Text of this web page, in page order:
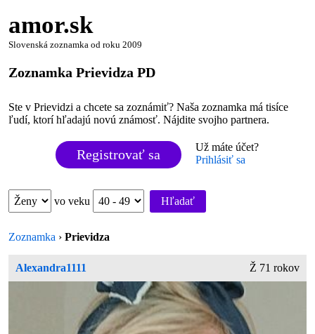
amor.sk
Slovenská zoznamka od roku 2009
Zoznamka Prievidza PD
Ste v Prievidzi a chcete sa zoznámiť? Naša zoznamka má tisíce
ľudí, ktorí hľadajú novú známosť. Nájdite svojho partnera.
Registrovať sa
Už máte účet?
Prihlásiť sa
vo veku Hľadať
Zoznamka ›Prievidza
Alexandra1111 Ž 71 rokov